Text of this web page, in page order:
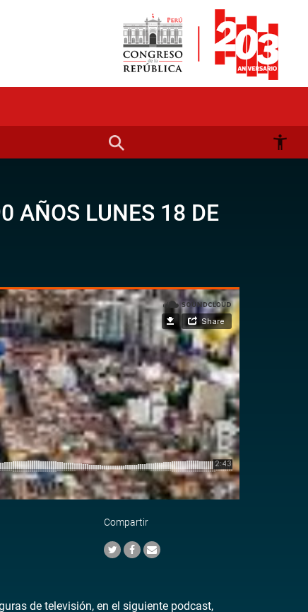
AÑOS LUNES 18 DE
Compartir
de televisión, en el siguiente podcast,